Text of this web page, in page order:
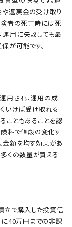
返戻金の受け取り
険者の死亡時には死
用に失敗しても最
が可能です。
用され、運用の成
いけば受け取れる
こともあることを認
険料で値段の変化す
額を均す効果があ
くの数量が買える
立で購入した投資信
40万円までの非課